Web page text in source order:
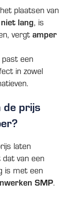
plaatsen van
niet lang, is
vergt amper
past een
in zowel
de prijs
laten
van een
is met een
SMP.